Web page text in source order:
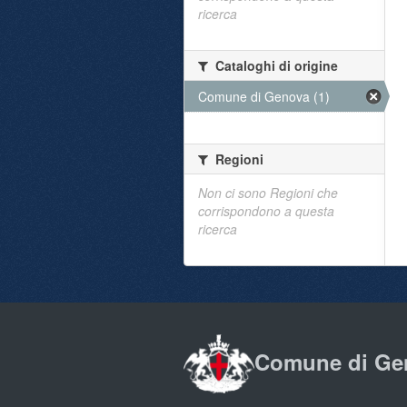
ricerca
Cataloghi di origine
Comune di Genova (1)
Regioni
Non ci sono Regioni che
corrispondono a questa
ricerca
Comune di